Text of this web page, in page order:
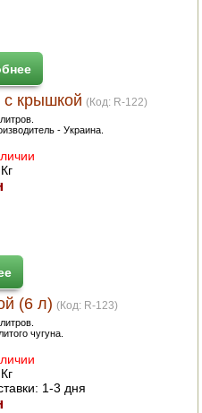
с крышкой (Код: R-122)
- Украина.
(6 л) (Код: R-123)
чугуна.
1-3 дня